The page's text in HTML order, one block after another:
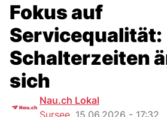
Fokus auf
Servicequalität:
Schalterzeiten
sich
Nau.ch Lokal
Sursee, 15.06.2026 - 17:32